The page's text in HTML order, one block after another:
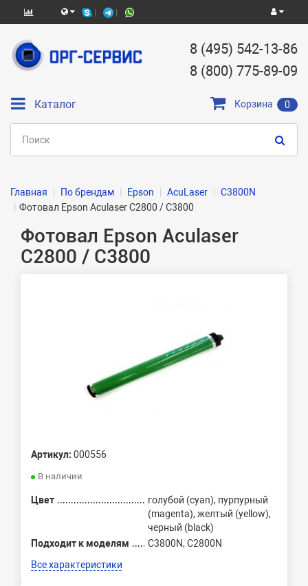
8 (495) 542-13-86
8 (800) 775-89-09
Каталог Корзина 0
Главная По брендам Epson AcuLaser
C3800N
Фотовал Epson Aculaser C2800 / C3800
Фотовал Epson Aculaser
C2800 / C3800
Артикул: 000556
В наличии
Цвет
голубой (cyan), пурпурный
(magenta), желтый (yellow),
черный (black)
Подходит к моделям
C3800N, C2800N
Все характеристики